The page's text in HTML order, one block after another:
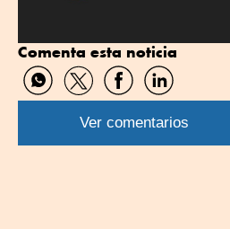
Comenta esta noticia
Compartir
por
WhatsApp
Compartir
por
Twitter
Compartir
por
Facebook
Compartir
por
Linkedin
Ver comentarios